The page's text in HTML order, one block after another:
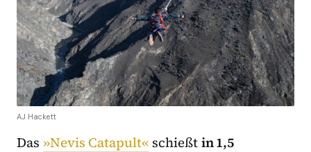
AJ Hackett
Das »Nevis Catapult« schießtin 1,5